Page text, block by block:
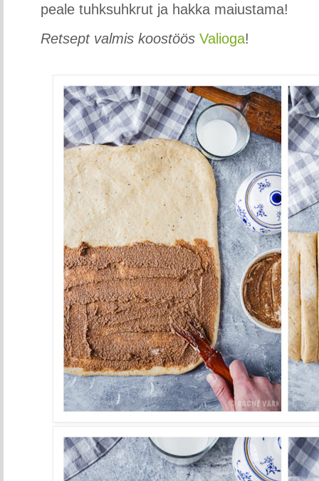
peale tuhksuhkrut ja hakka maiustama!
Retsept valmis koostöös Valioga!